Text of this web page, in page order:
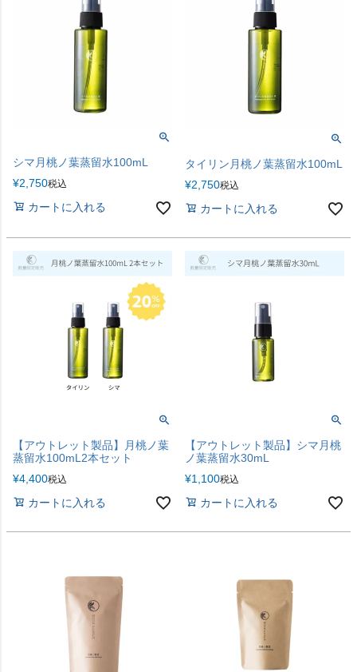
シマ月桃ノ葉蒸留水100mL
¥2,750税込
カートに入れる
タイリン月桃ノ葉蒸留水100mL
¥2,750税込
カートに入れる
【アウトレット製品】月桃ノ葉
蒸留水100mL2本セット
¥4,400税込
カートに入れる
【アウトレット製品】シマ月桃
ノ葉蒸留水30mL
¥1,100税込
カートに入れる